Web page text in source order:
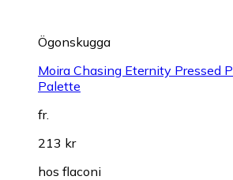
Ögonskugga
Moira Chasing Eternity Pressed
Palette
fr.
213 kr
hos flaconi